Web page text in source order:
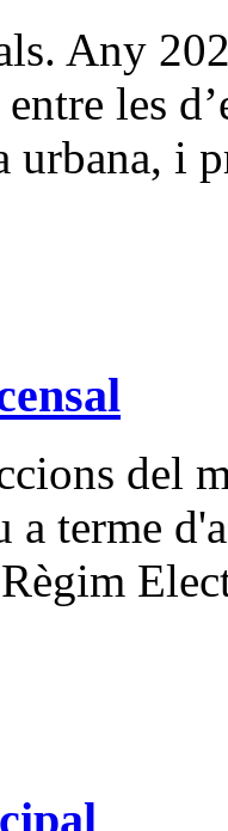
Any
les
urbana, i
del
a terme